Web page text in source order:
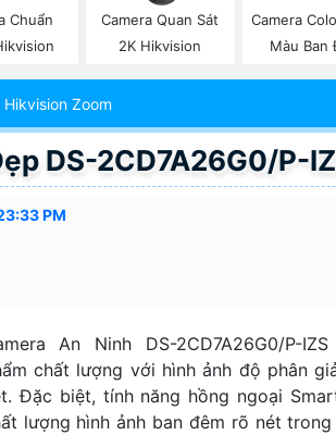
Chuẩn
Camera Quan Sát
2K Hikvision
Camera
Màu Ban
Hikvision Zoom
DS-2CD7A26G0/P-
PM
An Ninh DS-2CD7A26G0/P-
chất lượng với hình ảnh độ phân
Đặc biệt, tính năng hồng ngoại
lượng hình ảnh ban đêm rõ nét